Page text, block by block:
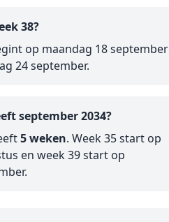
38?
op maandag 18 september
24 september.
september 2034?
5 weken. Week 35 start op
en week 39 start op